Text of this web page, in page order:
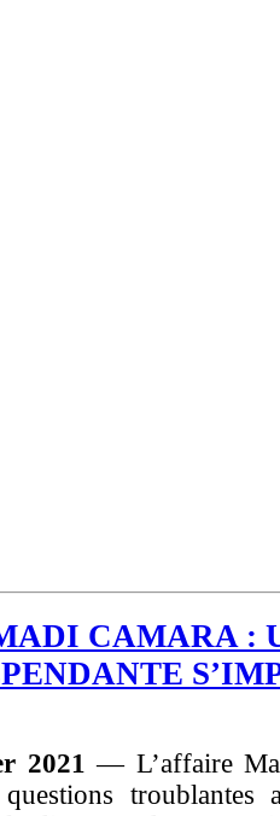
CAMARA :
2021— L’affaire
troublantes